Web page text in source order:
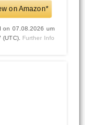
on Amazon*
on 07.08.2026 um
(UTC). Further Info